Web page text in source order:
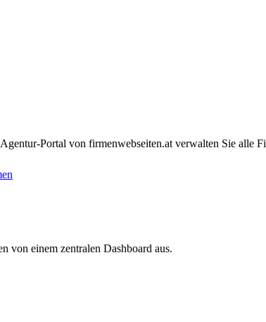
Portal von firmenwebseiten.at verwalten Sie alle
von einem zentralen Dashboard aus.